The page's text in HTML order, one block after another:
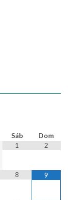
Sáb
Dom
1
2
8 9